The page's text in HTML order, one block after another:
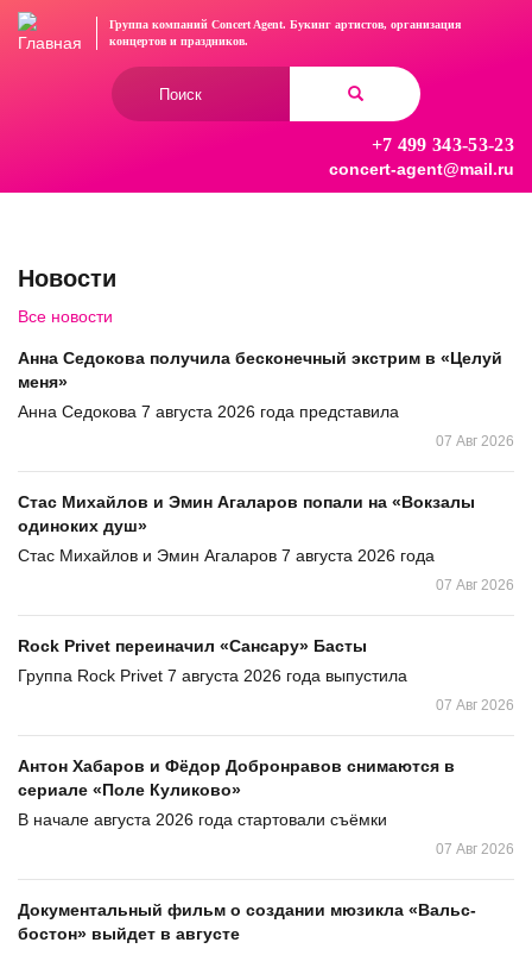
Перейти
Группа компаний Concert Agent. Букинг артистов, организация
концертови праздников.
+7 499 343-53-23
concert-agent@mail.ru
Новости
Все новости
Анна Седокова получила бесконечный экстрим в «Целуй
меня»
Анна Седокова 7 августа 2026 года представила
07 Авг 2026
Стас Михайлов и Эмин Агаларов попали на «Вокзалы
одиноких душ»
Стас Михайлов и Эмин Агаларов 7 августа 2026 года
07 Авг 2026
Rock Privet переиначил «Сансару» Басты
Группа Rock Privet 7 августа 2026 года выпустила
07 Авг 2026
Антон Хабаров и Фёдор Добронравов снимаются в
сериале «Поле Куликово»
В начале августа 2026 года стартовали съёмки
07 Авг 2026
Документальный фильм о создании мюзикла «Вальс-
бостон» выйдет в августе